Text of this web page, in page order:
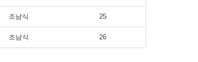
조남식 25
조남식 26